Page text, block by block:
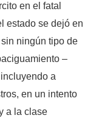
en el fatal
estado se dejó en
ningún tipo de
–
a
en un intento
a la clase